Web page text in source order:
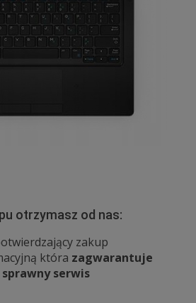
otrzymasz od nas:
zakup
która zagwarantuje
sprawny serwis